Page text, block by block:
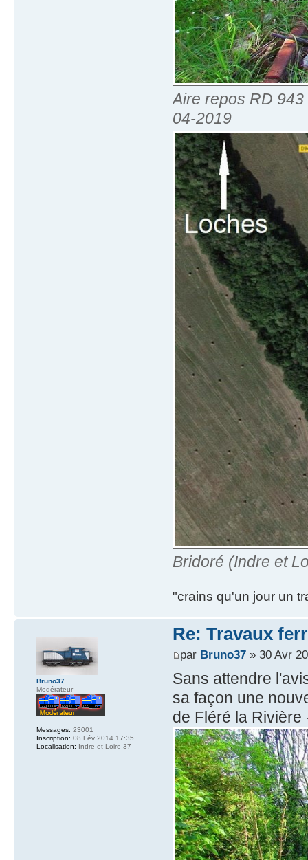
Aire repos RD
04-2019
Bridoré (Indre et
"crains qu'un jour un
Re: Travaux
par Bruno37» 30 Avr
Sans attendre
sa façon une
de Fléré la Rivière
Bruno37
Modérateur
Messages: 23001
Inscription: 08 Fév 2014 17:35
Localisation: Indre et Loire 37